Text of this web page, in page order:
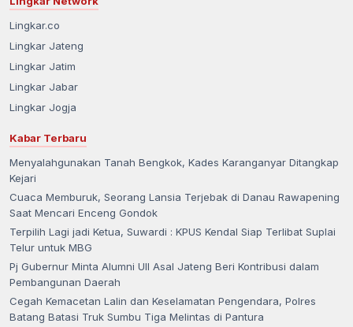
Lingkar.co
Lingkar Jateng
Lingkar Jatim
Lingkar Jabar
Lingkar Jogja
Kabar Terbaru
Menyalahgunakan Tanah Bengkok, Kades Karanganyar Ditangkap
Kejari
Cuaca Memburuk, Seorang Lansia Terjebak di Danau Rawapening
Saat Mencari Enceng Gondok
Terpilih Lagi jadi Ketua, Suwardi : KPUS Kendal Siap Terlibat Suplai
Telur untuk MBG
Pj Gubernur Minta Alumni UII Asal Jateng Beri Kontribusi dalam
Pembangunan Daerah
Cegah Kemacetan Lalin dan Keselamatan Pengendara, Polres
Batang Batasi Truk Sumbu Tiga Melintas di Pantura